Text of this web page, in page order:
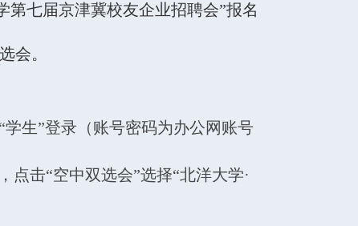
第七届京津冀校友企业招聘会”报名
会。
生”登录（账号密码为办公网账号
点击“空中双选会”选择“北洋大学·